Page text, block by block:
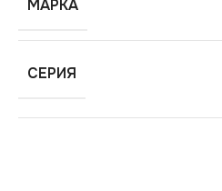
МАРКА
СЕРИЯ